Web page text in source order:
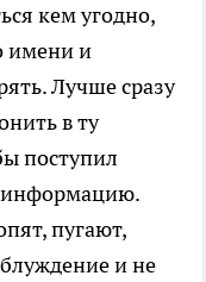
кем угодно,
имени и
Лучше сразу
в ту
поступил
информацию.
пугают,
и не